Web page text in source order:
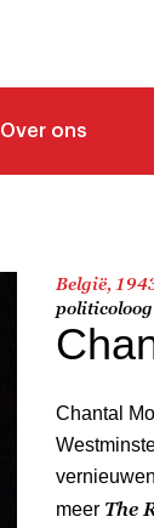
Over ons
België,
politicoloog
Chantal
meer The